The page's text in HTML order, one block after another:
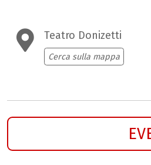
Teatro Donizetti
Cerca sulla mappa